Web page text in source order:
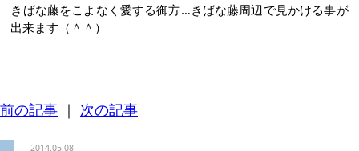
きばな藤をこよなく愛する御方…きばな藤周辺で見かける事が
出来ます（＾＾）
前の記事 ｜ 次の記事
2014.05.08